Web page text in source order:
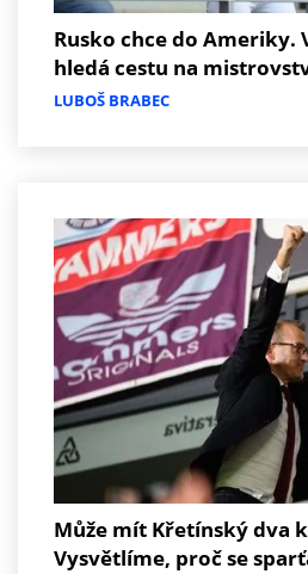
Rusko chce do Ameriky.
hledá cestu na
LUBOŠ BRABEC
Může mít Křetínský dva
Vysvětlíme, proč se